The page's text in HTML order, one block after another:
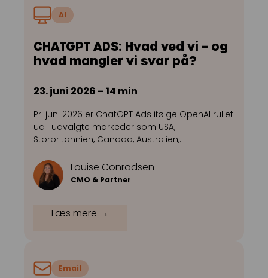
AI
CHATGPT ADS: Hvad ved vi – og
hvad mangler vi svar på?
23. juni 2026 – 14 min
Pr. juni 2026 er ChatGPT Ads ifølge OpenAI rullet
ud i udvalgte markeder som USA,
Storbritannien, Canada, Australien,…
Louise Conradsen
CMO & Partner
Læs mere →
Email